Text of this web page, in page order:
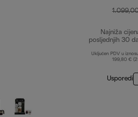
Najniža
posljednjih 30
Uključen PDV u
199,80 €
Usporedi